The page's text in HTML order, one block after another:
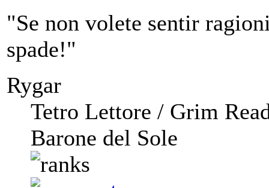
"Se non volete sentir
spade!"
Rygar
Tetro Lettore / Grim
Barone del Sole